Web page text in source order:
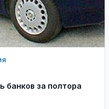
банков за полтора